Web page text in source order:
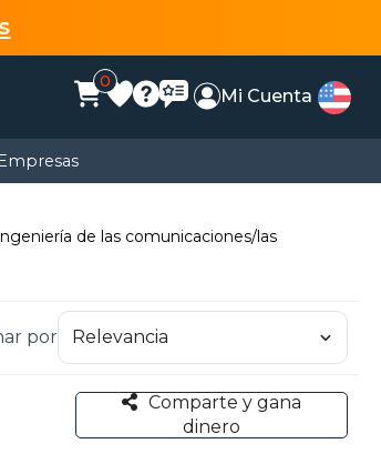
0
Mi Cuenta
de las comunicaciones/las
por
Comparte y gana
dinero